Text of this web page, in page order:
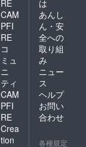
RE
CAM
PFI
RE
コ
ミュ
ニ
ティ
CAM
PFI
RE
Crea
tion
は
あんし
ん・安
全への
取り組
み
ニュー
ス
ヘルプ
お問い
合わせ
各種規定